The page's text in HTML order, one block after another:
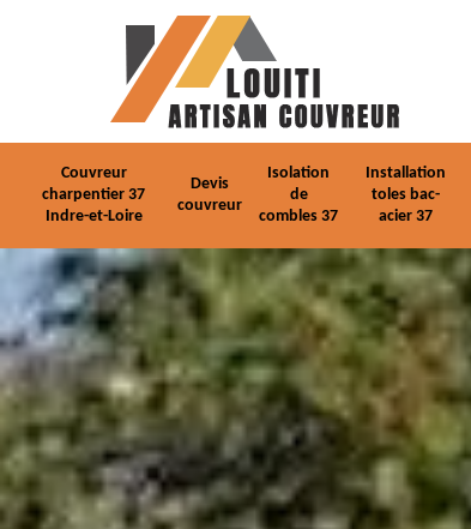
Couvreur
charpentier 37
Indre-et-Loire
Devis
couvreur
Isolation
de
combles 37
Installation
toles bac-
acier 37